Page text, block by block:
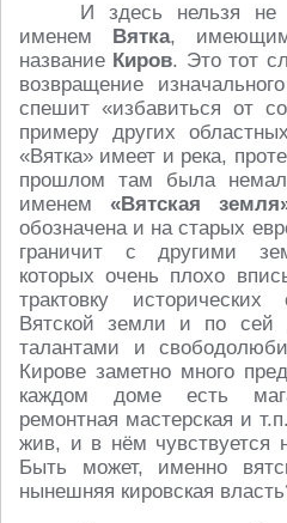
И здесь нельзя не
именем Вятка,
название Киров. Это тот
возвращение
спешит «избавиться от
примеру других
«Вятка» имеет и река,
прошлом там была
именем «Вятская
обозначена и на старых
граничит с другими
которых очень плохо
трактовку
Вятской земли и по сей
талантами и
Кирове заметно много
каждом доме есть
ремонтная мастерская и
жив, и в нём чувствуется
Быть может, именно
нынешняя кировская